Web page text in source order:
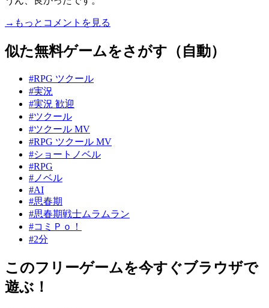
→もっとコメントを見る
似た無料ゲームをさがす（自動）
#RPG ツクール
#実況
#実況 歓迎
#ツクール
#ツクール MV
#RPG ツクール MV
#ショートノベル
#RPG
#ノベル
#AI
#思春期
#思春期戦士ムラムラン
#コミＰｏ！
#2分
このフリーゲームを今すぐブラウザで
遊ぶ！